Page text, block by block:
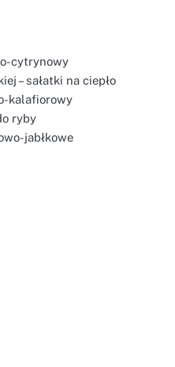
cytrynowy
– sałatki na ciepło
kalafiorowy
ryby
jabłkowe